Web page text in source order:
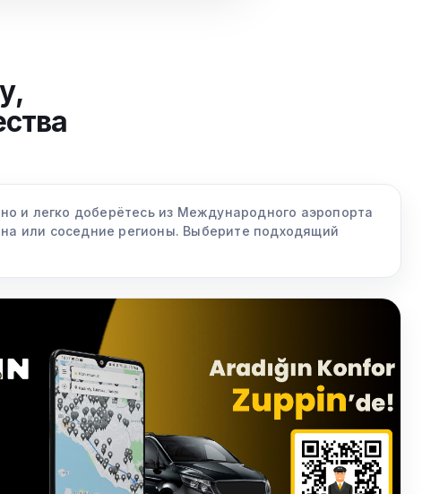
и легко доберётесь из Международного аэропорта
или соседние регионы. Выберите подходящий